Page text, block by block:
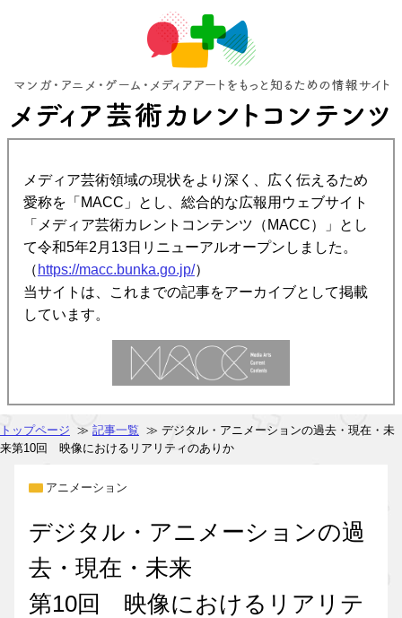
メディア芸術領域の現状をより深く、広く伝えるため
愛称を「MACC」とし、総合的な広報用ウェブサイト
「メディア芸術カレントコンテンツ（MACC）」とし
て令和5年2月13日リニューアルオープンしました。
（ https://macc.bunka.go.jp/）
当サイトは、これまでの記事をアーカイブとして掲載
しています。
トップページ ≫ 記事一覧 ≫ デジタル・アニメーションの過去・現在・未
来第10回 映像におけるリアリティのありか
アニメーション
デジタル・アニメーションの過
去・現在・未来
第10回 映像におけるリアリテ